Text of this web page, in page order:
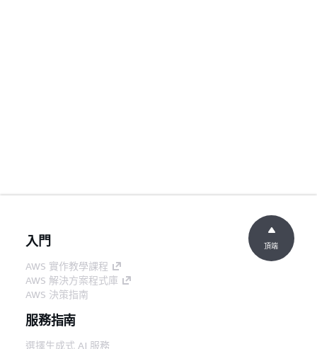
入門
AWS 實作教學課程
AWS 解決方案程式庫
AWS 決策指南
服務指南
選擇生成式 AI 服務
頂端